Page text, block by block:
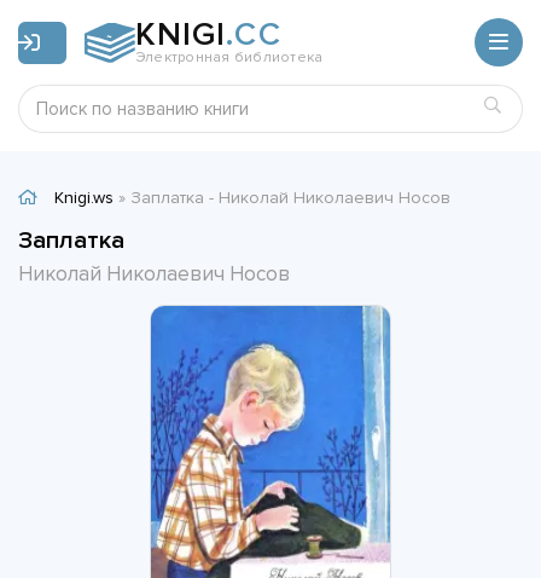
KNIGI.CC
Электронная библиотека
Knigi.ws » Заплатка - Николай Николаевич Носов
Заплатка
Николай Николаевич Носов